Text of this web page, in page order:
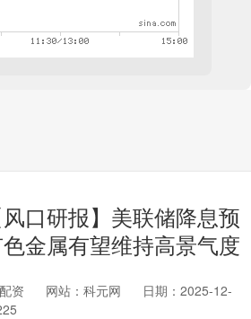
口研报】美联储降息预
金属有望维持高景气度
资 网站：科元网
日期：2025-12-